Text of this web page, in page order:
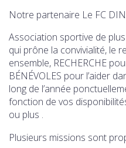
Notre partenaire Le FC
Association sportive de
qui prône la convivialité, le
ensemble, RECHERCHE
BÉNÉVOLES pour l’aider
long de l’année
fonction de vos
ou plus .
Plusieurs missions sont